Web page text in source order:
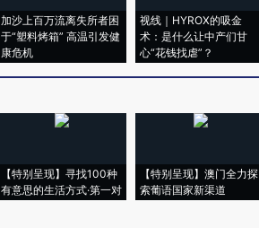
加沙上百万流离失所者困
于“塑料烤箱” 高温引发健
康危机
视线｜HYROX的吸金
术：是什么让中产们甘
心“花钱找虐”？
【特别呈现】寻找100种
有意思的生活方式·第一对
【特别呈现】澳门全力探
索葡语国家新渠道